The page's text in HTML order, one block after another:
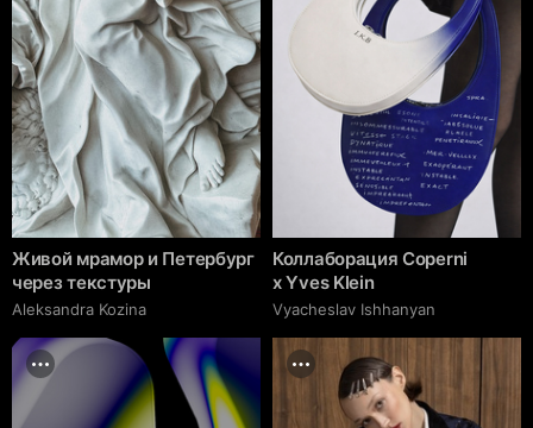
Живой мрамор и Петербург
через текстуры
Aleksandra Kozina
Коллаборация Coperni
х Yves Klein
Vyacheslav Ishhanyan